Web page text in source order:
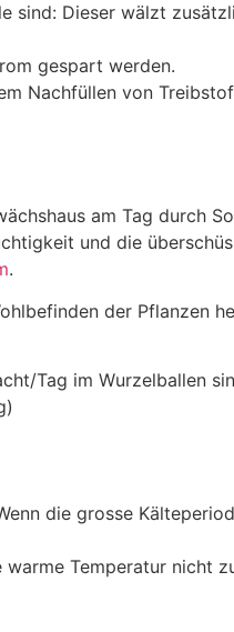
sind: Dieser wälzt
gespart werden.
Nachfüllen von
am Tag durch
und die
.
der Pflanzen
Tag im Wurzelballen
die grosse
Temperatur nicht